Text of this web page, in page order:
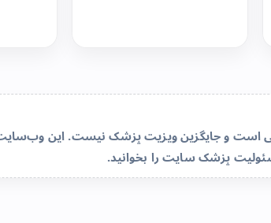
است و جایگزین ویزیت پزشک نیست. این وب‌سایت
پزشک سایترا بخوانید.